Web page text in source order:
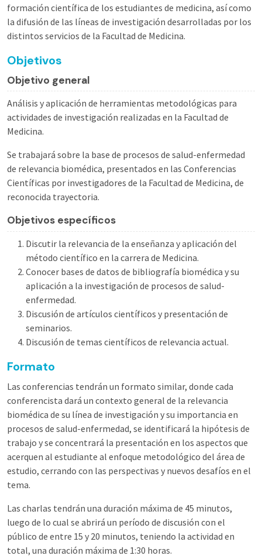
formación científica de los estudiantes de medicina, así como
la difusión de las líneas de investigación desarrolladas por los
distintos servicios de la Facultad de Medicina.
Objetivos
Objetivo general
Análisis y aplicación de herramientas metodológicas para
actividades de investigación realizadas en la Facultad de
Medicina.
Se trabajará sobre la base de procesos de salud-enfermedad
de relevancia biomédica, presentados en las Conferencias
Científicas por investigadores de la Facultad de Medicina, de
reconocida trayectoria.
Objetivos específicos
Discutir la relevancia de la enseñanza y aplicación del
método científico en la carrera de Medicina.
Conocer bases de datos de bibliografía biomédica y su
aplicación a la investigación de procesos de salud-
enfermedad.
Discusión de artículos científicos y presentación de
seminarios.
Discusión de temas científicos de relevancia actual.
Formato
Las conferencias tendrán un formato similar, donde cada
conferencista dará un contexto general de la relevancia
biomédica de su línea de investigación y su importancia en
procesos de salud-enfermedad, se identificará la hipótesis de
trabajo y se concentrará la presentación en los aspectos que
acerquen al estudiante al enfoque metodológico del área de
estudio, cerrando con las perspectivas y nuevos desafíos en el
tema.
Las charlas tendrán una duración máxima de 45 minutos,
luego de lo cual se abrirá un período de discusión con el
público de entre 15 y 20 minutos, teniendo la actividad en
total, una duración máxima de 1:30 horas.